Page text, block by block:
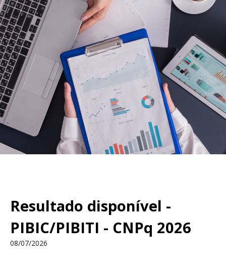
Resultado disponível -
PIBIC/PIBITI - CNPq 2026
08/07/2026